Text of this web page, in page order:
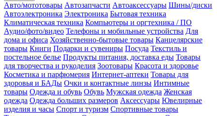
Авто/мототовары Автозапчасти Автоаксессуары Шины/диски
Автоэлектроника Электроника Бытовая техника
Климатическая техника Компьютеры и оргтехника / ПО
Аудио/фото/видео Телефоны и мобильные устройства Для
дома и офиса Хозяйственно-бытовые товары Канцелярские
товары Книги Подарки и сувениры Посуда Текстиль и
постельное белье Продукты питания, доставка еды Товары
для творчества и рукоделия Зоотовары Красота и здоровье
Косметика и парфюмерия Интернет-аптеки Товары для
здоровья и БАДы Очки и контактные линзы Интимные
товары Одежда и обувь Обувь Мужская одежда Женская
одежда Одежда больших размеров Аксессуары Ювелирные
изделия и часы Спорт и туризм Спортивные товары